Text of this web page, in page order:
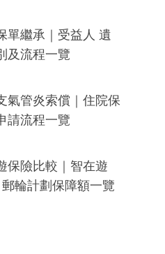
單繼承｜受益人 遺
及流程一覽
氣管炎索償｜住院保
請流程一覽
保險比較｜智在遊
輪計劃保障額一覽